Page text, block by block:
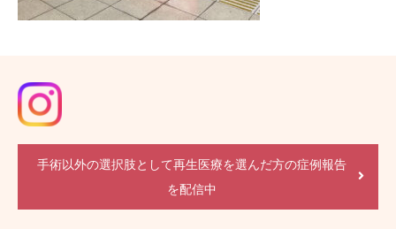
手術以外の選択肢として再生医療を選んだ方の症例報告
を配信中